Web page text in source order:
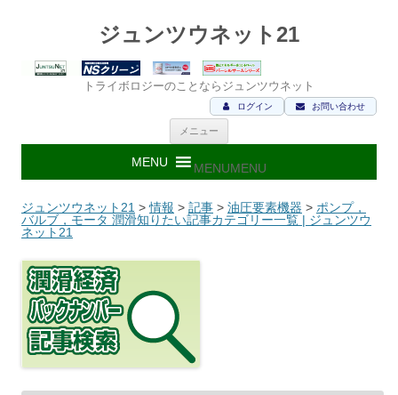
ジュンツウネット21
トライボロジーのことならジュンツウネット
お問い合わせ
ログイン
メニュー
ン
ツ
ス
キ
ッ
MENUMENU
ジュンツウネット21 >情報 > 記事 > 油圧要素機器 > ポンプ，
バルブ，モータ 潤滑知りたい記事カテゴリー一覧 | ジュンツウ
ネット21